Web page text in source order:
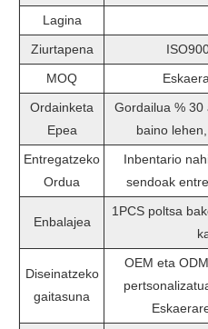
Lagina
Ziurtapena
MOQ
Ordainketa
Epea
Gordailua % 30
baino
Entregatzeko
Ordua
Inbentario
sendoak
Enbalajea
1PCS poltsa
Diseinatzeko
gaitasuna
OEM eta